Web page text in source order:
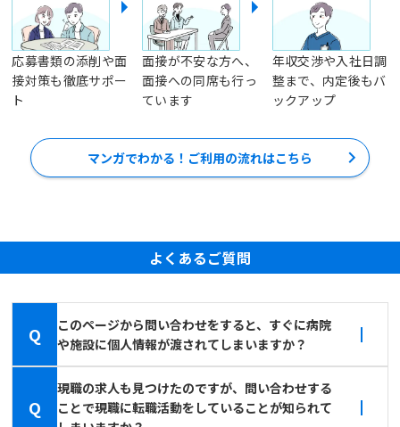
応募書類の添削や面
接対策も徹底サポー
ト
面接が不安な方へ、
面接への同席も行っ
ています
年収交渉や入社日調
整まで、内定後もバ
ックアップ
マンガでわかる！ご利用の流れはこちら
よくあるご質問
Q
このページから問い合わせをすると、すぐに病院
や施設に個人情報が渡されてしまいますか？
Q
現職の求人も見つけたのですが、問い合わせする
ことで現職に転職活動をしていることが知られて